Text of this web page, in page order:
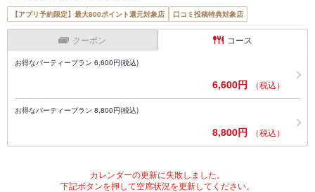
【アプリ予約限定】最大800ポイント還元対象店 口コミ投稿特典対象店
クーポン コース
お得なパーティープラン 6,600円(税込)
6,600円 （税込）
お得なパーティープラン 8,800円(税込)
8,800円 （税込）
カレンダーの更新に失敗しました。
下記ボタンを押して空席状況を更新してください。